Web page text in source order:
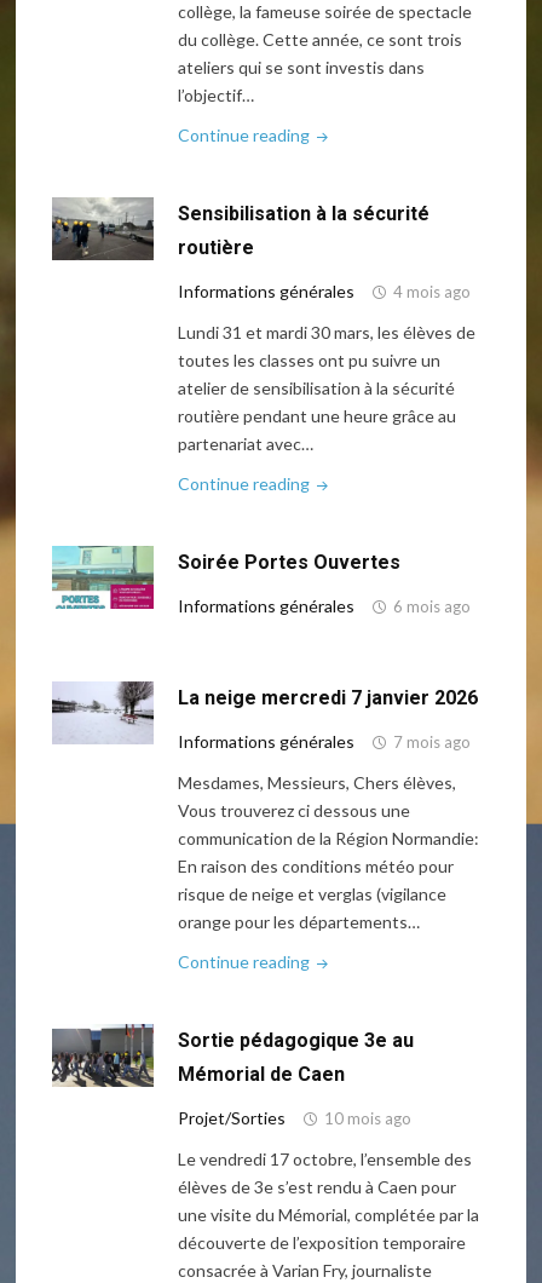
collège, la fameuse soirée de spectacle
du collège. Cette année, ce sont trois
ateliers qui se sont investis dans
l’objectif…
Continue reading"Spectacle
2026"
Sensibilisation à la sécurité
routière
Informations générales 4 mois ago
Lundi 31 et mardi 30 mars, les élèves de
toutes les classes ont pu suivre un
atelier de sensibilisation à la sécurité
routière pendant une heure grâce au
partenariat avec…
Continue reading"Sensibilisation
sécurité
Soirée Portes Ouvertes
Informations générales 6 mois ago
La neige mercredi 7 janvier 2026
Informations générales 7 mois ago
Mesdames, Messieurs, Chers élèves,
Vous trouverez ci dessous une
communication de la Région Normandie:
En raison des conditions météo pour
risque de neige et verglas (vigilance
orange pour les départements…
Continue reading"La
7
janvier
Sortie pédagogique 3e au
Mémorial de Caen
Projet/Sorties 10 mois ago
Le vendredi 17 octobre, l’ensemble des
élèves de 3e s’est rendu à Caen pour
une visite du Mémorial, complétée par la
découverte de l’exposition temporaire
consacrée à Varian Fry, journaliste